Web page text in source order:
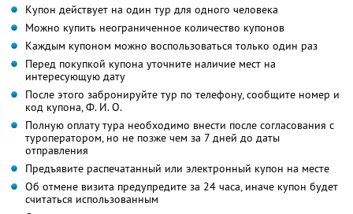
Купон действует на один тур для одного человека
Можно купить неограниченное количество купонов
Каждым купоном можно воспользоваться только один раз
Перед покупкой купона уточните наличие мест на
интересующую дату
После этого забронируйте тур по телефону, сообщите номер и
код купона,Ф. И. О.
Полную оплату тура необходимо внести после согласования с
туроператором, но не позже чем за 7 дней до даты
отправления
Предъявите распечатанный или электронный купон на месте
Об отмене визита предупредите за 24 часа, иначе купон будет
считаться использованным